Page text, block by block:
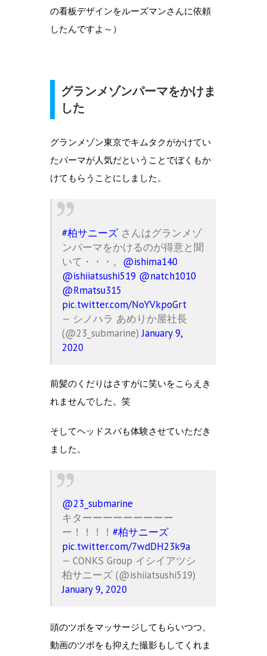
の看板デザインをルーズマンさんに依頼
したんですよ～）
グランメゾンパーマをかけま
した
グランメゾン東京でキムタクがかけてい
たパーマが人気だということでぼくもか
けてもらうことにしました。
#柏サニーズ さんはグランメゾ
ンパーマをかけるのが得意と聞
いて・・・。 @ishima140
@ishiiatsushi519 @natch1010
@Rmatsu315
pic.twitter.com/NoYVkpoGrt
— シノハラ あめりか屋社長
(@23_submarine)January 9,
2020
前髪のくだりはさすがに笑いをこらえき
れませんでした。笑
そしてヘッドスパも体験させていただき
ました。
@23_submarine
キターーーーーーーーー
ー！！！！ #柏サニーズ
pic.twitter.com/7wdDH23k9a
— CONKS Group イシイアツシ
柏サニーズ (@ishiiatsushi519)
January 9, 2020
頭のツボをマッサージしてもらいつつ、
動画のツボをも抑えた撮影もしてくれま